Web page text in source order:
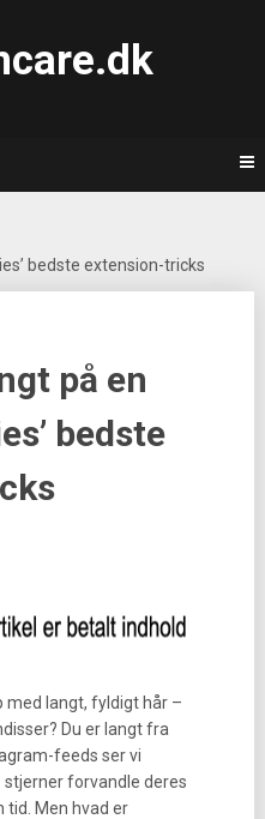
bedste extension-tricks
på en
bedste
med langt, fyldigt hår –
Du er langt fra
feeds ser vi
forvandle deres
tid. Men hvad er